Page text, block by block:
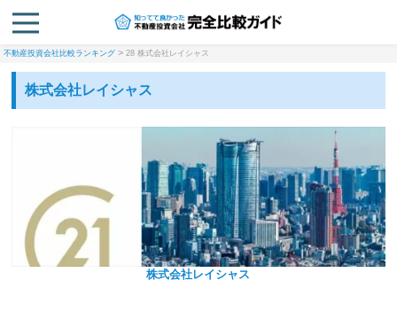
不動産投資会社比較ランキング >28 株式会社レイシャス
株式会社レイシャス
株式会社レイシャス